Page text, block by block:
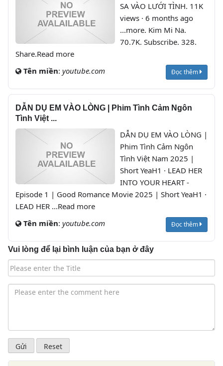
SA VÀO LƯỚI TÌNH. 11K
views · 6 months ago
...more. Kim Mi Na.
70.7K. Subscribe. 328.
Share.Read more
Tên miền: youtube.com Đọc thêm
DẪN DỤ EM VÀO LÒNG | Phim Tình Cảm Ngôn
Tình Việt ...
DẪN DỤ EM VÀO LÒNG |
Phim Tình Cảm Ngôn
Tình Việt Nam 2025 |
Short YeaH1 · LEAD HER
INTO YOUR HEART -
Episode 1 | Good Romance Movie 2025 | Short YeaH1 ·
LEAD HER ...Read more
Tên miền: youtube.com Đọc thêm
Vui lòng để lại bình luận của bạn ở đây